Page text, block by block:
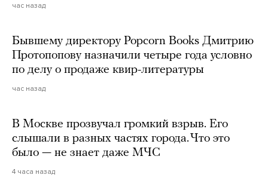
час назад
Бывшему директору Popcorn Books Дмитрию
Протопопову назначили четыре года условно
по делу о продаже квир-литературы
час назад
В Москве прозвучал громкий взрыв. Его
слышали в разных частях города. Что это
было — не знает даже МЧС
4 часа назад